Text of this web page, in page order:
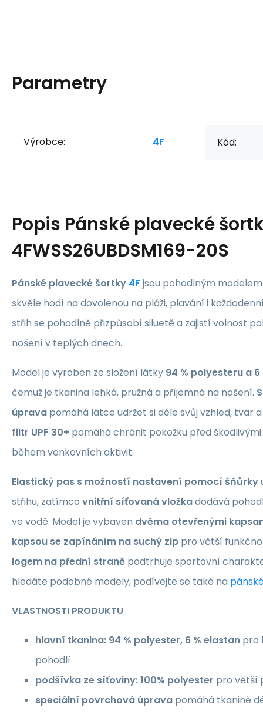
Parametry
Výrobce: 4F Kód:
Popis Pánské plavecké
4FWSS26UBDSM169-20S
Pánské plavecké šortky 4F jsou pohodlným
skvěle hodí na dovolenou na pláži, plavání i
střih se pohodlně přizpůsobí siluetě a zajistí volnost
nošení v teplých dnech.
Model je vyroben ze složení látky 94 % polyesteru a
čemuž je tkanina lehká, pružná a příjemná na nošení.
úprava pomáhá látce udržet si déle svůj vzhled, tvar
filtr UPF 30+ pomáhá chránit pokožku před
během venkovních aktivit.
Elastický pas s možností nastavení pomocí šňůrky
střihu, zatímco vnitřní síťovaná vložkadodává
ve vodě. Model je vybaven dvěma otevřenými
kapsou se zapínáním na suchý zip pro větší
logem na přední straně podtrhuje sportovní
hledáte podobné modely, podívejte se také na
VLASTNOSTI PRODUKTU
hlavní tkanina: 94 % polyester, 6 % elastan pro
pohodlí
podšívka ze síťoviny: 100% polyester pro větší
speciální povrchová úprava pomáhá tkanině